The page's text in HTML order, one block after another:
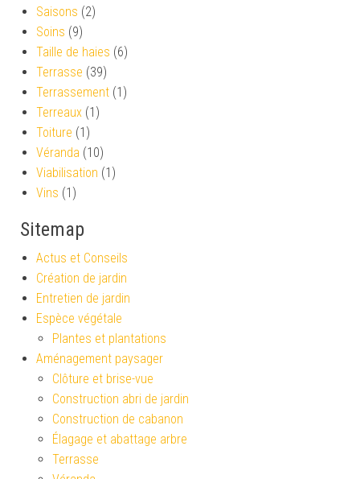
Saisons (2)
Soins (9)
Taille de haies (6)
Terrasse (39)
Terrassement (1)
Terreaux (1)
Toiture (1)
Véranda (10)
Viabilisation (1)
Vins (1)
Sitemap
Actus et Conseils
Création de jardin
Entretien de jardin
Espèce végétale
Plantes et plantations
Aménagement paysager
Clôture et brise-vue
Construction abri de jardin
Construction de cabanon
Élagage et abattage arbre
Terrasse